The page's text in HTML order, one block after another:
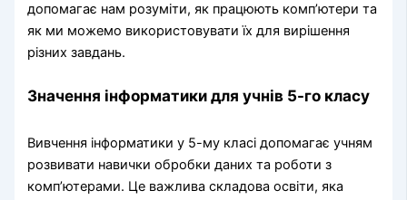
допомагає нам розуміти, як працюють комп’ютери та
як ми можемо використовувати їх для вирішення
різних завдань.
Значення інформатики для учнів 5-го класу
Вивчення інформатики у 5-му класі допомагає учням
розвивати навички обробки даних та роботи з
комп’ютерами. Це важлива складова освіти, яка